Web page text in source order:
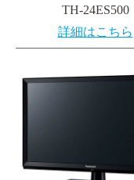
TH-24ES500
詳細はこちら